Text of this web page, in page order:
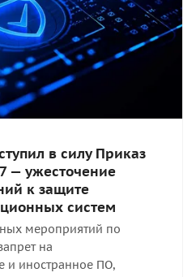
в силу Приказ
— ужесточение
к защите
систем
мероприятий по
на
и иностранное ПО,